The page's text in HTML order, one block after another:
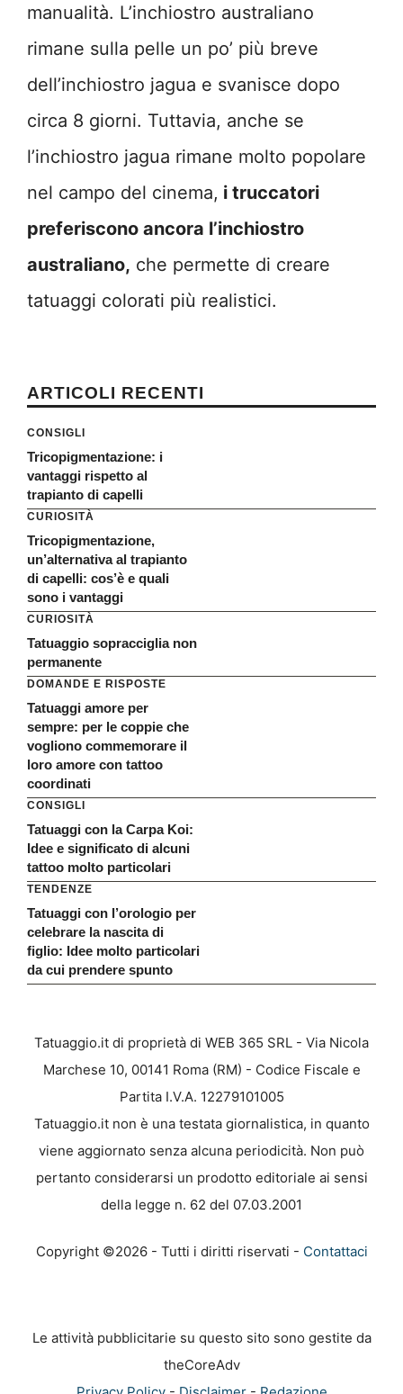
manualità. L’inchiostro australiano
rimane sulla pelle un po’ più breve
dell’inchiostro jagua e svanisce dopo
circa 8 giorni. Tuttavia, anche se
l’inchiostro jagua rimane molto popolare
nel campo del cinema, i truccatori
preferiscono ancora l’inchiostro
australiano, che permette di creare
tatuaggi colorati più realistici.
ARTICOLI RECENTI
CONSIGLI
Tricopigmentazione: i
vantaggi rispetto al
trapianto di capelli
CURIOSITÀ
Tricopigmentazione,
un’alternativa al trapianto
di capelli: cos’è e quali
sono i vantaggi
CURIOSITÀ
Tatuaggio sopracciglia non
permanente
DOMANDE E RISPOSTE
Tatuaggi amore per
sempre: per le coppie che
vogliono commemorare il
loro amore con tattoo
coordinati
CONSIGLI
Tatuaggi con la Carpa Koi:
Idee e significato di alcuni
tattoo molto particolari
TENDENZE
Tatuaggi con l’orologio per
celebrare la nascita di
figlio: Idee molto particolari
da cui prendere spunto
Tatuaggio.it di proprietà di WEB 365 SRL - Via Nicola
Marchese 10, 00141 Roma (RM) - Codice Fiscale e
Partita I.V.A. 12279101005
Tatuaggio.it non è una testata giornalistica, in quanto
viene aggiornato senza alcuna periodicità. Non può
pertanto considerarsi un prodotto editoriale ai sensi
della legge n. 62 del 07.03.2001
Copyright ©2026 - Tutti i diritti riservati - Contattaci
Le attività pubblicitarie su questo sito sono gestite da
theCoreAdv